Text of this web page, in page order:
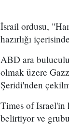
İsrail ordusu,
hazırlığı
ABD ara
olmak üzere
Şeridi'nden
Times of Israel'in
belirtiyor ve